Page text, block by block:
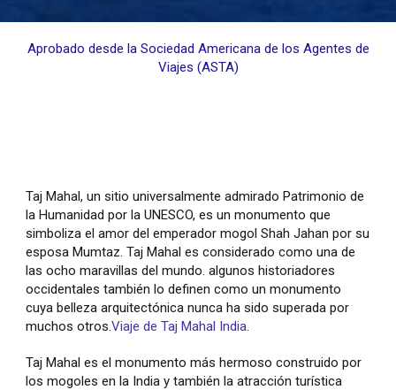
Aprobado desde la Sociedad Americana de los Agentes de
Viajes (ASTA)
Taj Mahal, un sitio universalmente admirado Patrimonio de
la Humanidad por la UNESCO, es un monumento que
simboliza el amor del emperador mogol Shah Jahan por su
esposa Mumtaz. Taj Mahal es considerado como una de
las ocho maravillas del mundo. algunos historiadores
occidentales también lo definen como un monumento
cuya belleza arquitectónica nunca ha sido superada por
muchos otros.Viaje de Taj Mahal India.
Taj Mahal es el monumento más hermoso construido por
los mogoles en la India y también la atracción turística